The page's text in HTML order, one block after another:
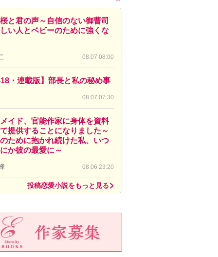
と君の声～自信のない御曹司
い人とベビーのために強くな
08.07 08:00
・連載版】部長と私の秘め事
08.07 07:30
イド、官能作家に身体を資料
提供することになりました～
ために抱かれ続けた私、いつ
か彼の最愛に～
08.06 23:20
投稿恋愛小説をもっと見る